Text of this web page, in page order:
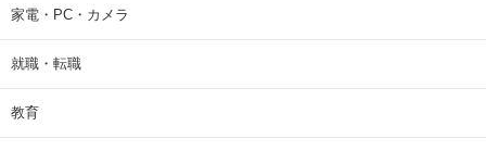
家電・PC・カメラ
就職・転職
教育